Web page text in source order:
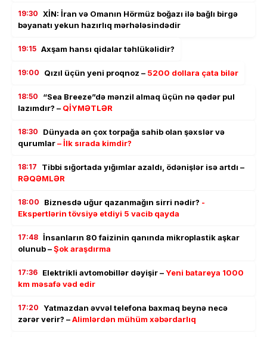
19:30 XİN: İran və Omanın Hörmüz boğazı ilə bağlı birgə
bəyanatı yekun hazırlıq mərhələsindədir
19:15 Axşam hansı qidalar təhlükəlidir?
19:00 Qızıl üçün yeni proqnoz – 5200 dollara çata bilər
18:50
“Sea Breeze”də mənzil almaq üçün nə qədər pul
lazımdır? – QİYMƏTLƏR
18:30
Dünyada ən çox torpağa sahib olan şəxslər və
qurumlar– İlk sırada kimdir?
18:17
Tibbi sığortada yığımlar azaldı, ödənişlər isə artdı –
RƏQƏMLƏR
18:00 Biznesdə uğur qazanmağın sirri nədir? -
Ekspertlərin tövsiyə etdiyi 5 vacib qayda
17:48 İnsanların 80 faizinin qanında mikroplastik aşkar
olunub –Şok araşdırma
17:36 Elektrikli avtomobillər dəyişir –Yeni batareya 1000
km məsafə vəd edir
17:20 Yatmazdan əvvəl telefona baxmaq beynə necə
zərər verir? –Alimlərdən mühüm xəbərdarlıq